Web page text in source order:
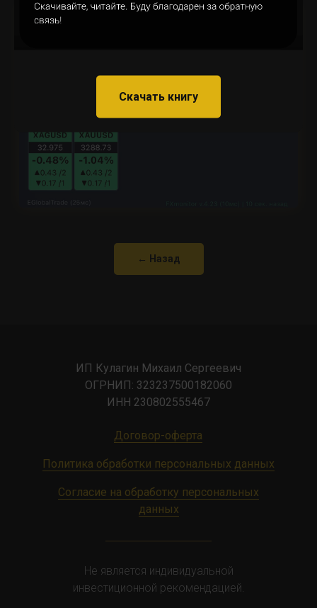
← Назад
Договор-оферта
Политика обработки персональных данных
Согласие на обработку персональных
данных
Не является индивидуальной
инвестиционной рекомендацией.
ИП Кулагин Михаил Сергеевич
ОГРНИП: 323237500182060
ИНН 230802555467
Скачать книгу